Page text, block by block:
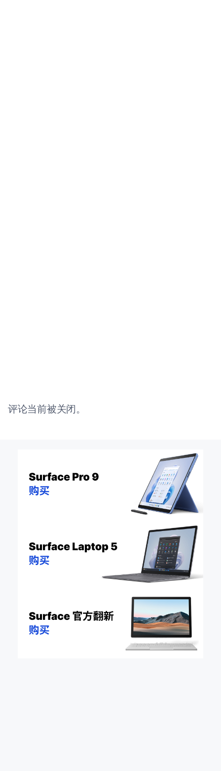
评论当前被关闭。